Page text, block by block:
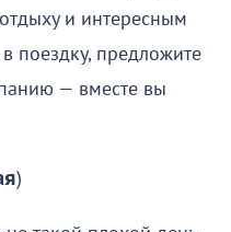
и интересным
поездку, предложите
— вместе вы
)